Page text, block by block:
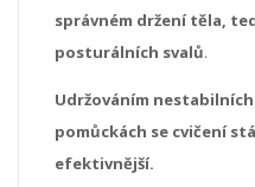
správném držení těla,
posturálních svalů.
Udržováním
pomůckách se cvičení
efektivnější.